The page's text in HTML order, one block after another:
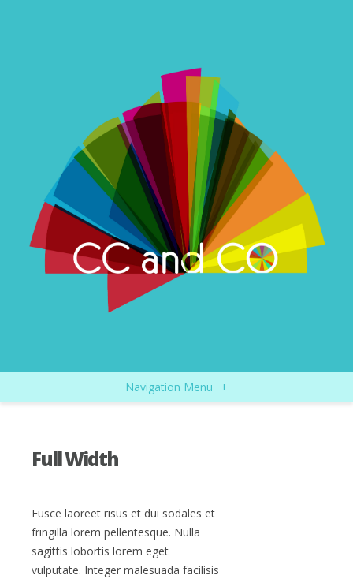
Navigation Menu +
Full Width
Fusce laoreet risus et dui sodales et
fringilla lorem pellentesque. Nulla
sagittis lobortis lorem eget
vulputate. Integer malesuada facilisis